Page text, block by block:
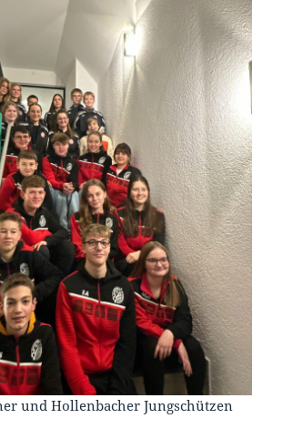
und Hollenbacher Jungschützen